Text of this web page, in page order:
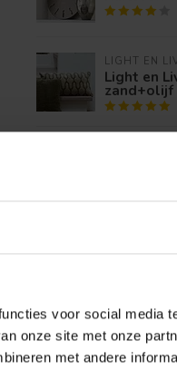
voor social media
onze site met onze
met andere
LIGHT EN
Light en
zand+olijf
PTMD